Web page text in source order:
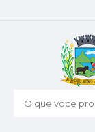
O que voce